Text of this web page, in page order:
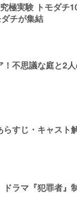
極実験 トモダチ
チが集結
不思議な庭と2
らすじ・キャス
ドラマ『犯罪者